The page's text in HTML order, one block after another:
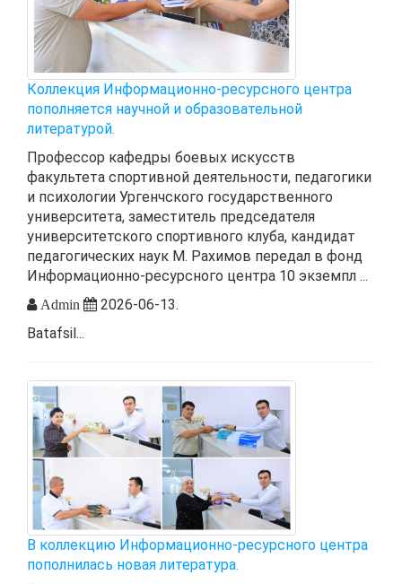
Коллекция Информационно-ресурсного центра
пополняется научной и образовательной
литературой.
Профессор кафедры боевых искусств
факультета спортивной деятельности, педагогики
и психологии Ургенчского государственного
университета, заместитель председателя
университетского спортивного клуба, кандидат
педагогических наук М. Рахимов передал в фонд
Информационно-ресурсного центра 10 экземпл ...
Admin
2026-06-13.
Batafsil...
В коллекцию Информационно-ресурсного центра
пополнилась новая литература.